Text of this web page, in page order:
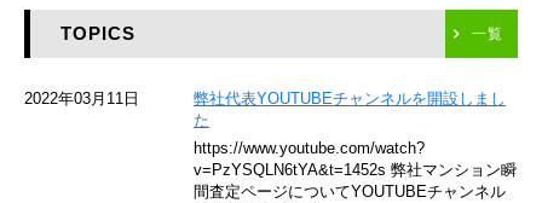
東海道新幹線
東京メトロ東西線
TOPICS 一覧
2022年03月11日
弊社代表YOUTUBEチャンネルを開設しまし
た
https://www.youtube.com/watch?
v=PzYSQLN6tYA&t=1452s 弊社マンション瞬
間査定ページについてYOUTUBEチャンネル